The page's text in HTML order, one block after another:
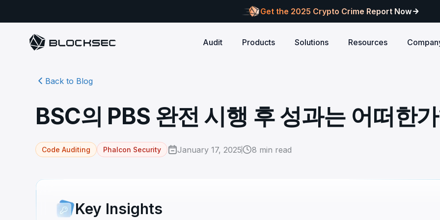
Get the 2025 Crypto Crime Report Now
Audit
robust, reliable, and meets top security
standards.
Infrastructure Audits
Products
Phalcon Security
Detect every threat, alert what
matters, and block attacks in real-
Safe{Wallet} Monitor
Stop hacks at the Sequencer level to
ensure L2 security.
Phalcon Compliance
Free Trial
Identify illicit activities, manage risks,
Phalcon Network
Trace.ai
New
Trace stolen crypto with AI-
Solutions
real-time. Safeguard both user assets and your
reputation.
AML/CFT compliance.
attacks at
reputation.
Stablecoin Issuer
Secure your contracts pre-launch and monitor
Crypto Payment
Block illicit funds in real-time and meet global
Build
every layer:
Resources
security audits by Block Sec.
Comprehensive docs to help you build securely
with BlockSec
new.
meets real-world security.
partners shaping the
security landscape.
Back to Blog
BSC의 PBS 완전 시행 후 성과는 어떠한
Code Auditing Phalcon Security January 17, 2025 8 min read
Key Insights